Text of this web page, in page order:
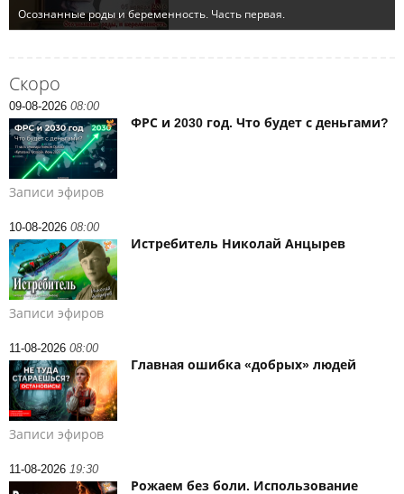
Скоро
09-08-2026 08:00
ФРС и 2030 год. Что будет с деньгами?
Записи эфиров
10-08-2026 08:00
Истребитель Николай Анцырев
Записи эфиров
11-08-2026 08:00
Главная ошибка «добрых» людей
Записи эфиров
11-08-2026 19:30
Рожаем без боли. Использование